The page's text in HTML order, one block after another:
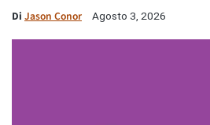
Di Jason Conor Agosto 3, 2026